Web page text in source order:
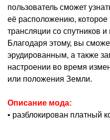
пользователь сможет
её расположению, которое
трансляции со спутников
Благодаря этому, вы
эрудированным, а также
настроении во время
или положения Земли.
Описание мода:
• разблокирован платный